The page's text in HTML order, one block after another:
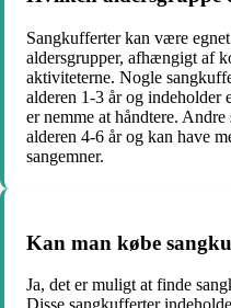
Sangkufferter kan være
aldersgrupper, afhængigt af
aktiviteterne. Nogle
alderen 1-3 år og indeholder
er nemme at håndtere.
alderen 4-6 år og kan have
sangemner.
Kan man købe
Ja, det er muligt at finde